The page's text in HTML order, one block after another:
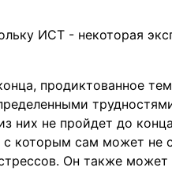
ИСТ - некоторая
продиктованное
них не пройдет до
с которым сам может не
Он также может